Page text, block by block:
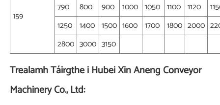
159
790
800 900 1000 1050 1100 1120
1250 1400 1500 1600 1700 1800 2000
2800 3000 3150
Trealamh Táirgthe i Hubei Xin Aneng Conveyor
Machinery Co., Ltd: